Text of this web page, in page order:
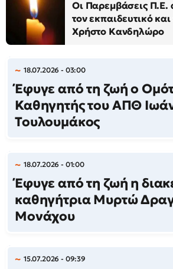
Οι Παρεμβάσεις Π.Ε.
τον εκπαιδευτικό
Χρήστο Κανδηλώρο
18.07.2026 - 03:00
Έφυγε από τη ζωή ο
Καθηγητής του ΑΠΘ
Τουλουμάκος
18.07.2026 - 01:00
Έφυγε από τη ζωή η
καθηγήτρια Μυρτώ
Μονάχου
15.07.2026 - 09:39